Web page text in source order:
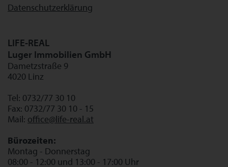
Datenschutzerklärung
LIFE-REAL
Luger Immobilien GmbH
Dametzstraße 9
4020 Linz
Tel: 0732/77 30 10
Fax: 0732/77 30 10 - 15
Mail: office@life-real.at
Bürozeiten:
Montag - Donnerstag
08:00 - 12:00 und 13:00 - 17:00 Uhr